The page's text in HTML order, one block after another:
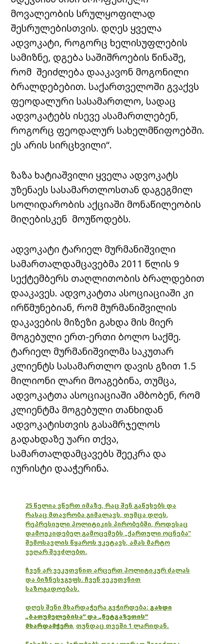
მოვალეობის სრულყოფილად
შესრულებისთვის. დღეს ყველა
ადვოკატი, როგორც ხელისუფლების
სამიზნე, დგება საშიშროების წინაშე,
რომ შეიძლება დააკავონ მოგონილი
ბრალდებებით. საქართველოში გვაქვს
ფეოდალური სასამართლო, სადაც
ადვოკატებს ისევე ასამართლებენ,
როგორც ფეოდალურ სახელმწიფოებში.
ეს არის სირცხვილი“.
ზაზა ხატიაშვილი ყველა ადვოკატს
უზენაეს სასამართლოსთან დაგეგმილ
სოლიდარობის აქციაში მონაწილეობის
მიღებისკენ მოუწოდებს.
ადვოკატი ტარიელ მურმანიშვილი
სამართალდამცავებმა 2011 წლის 9
სექტემბერს თაღლითობის ბრალდებით
დააკავეს. ადვოკატთა ასოციაციაში კი
ირწმუნებიან, რომ მურმანიშვილის
დაკავების მიზეზი გახდა მის მიერ
მოგებული ერთ-ერთი ბოლო საქმე.
ტარიელ მურმანიშვილმა საკუთარ
კლიენტს სასამართლო დავის გზით 1.5
მილიონი ლარი მოაგებინა, თუმცა,
ადვოკატთა ასოციაციაში ამბობენ, რომ
კლიენტმა მოგებული თანხიდან
ადვოკატისთვის გასამრჯელოს
გადახდაზე უარი თქვა,
სამართალდამცავებს შეეკრა და
იურისტი დააჭერინა.
25 წელია ვწერთ იმაზე, რაც შენ გაწუხებს და
რასაც მთავრობა გიმალავს, თუმცა დღეს,
რეპრესიული პოლიტიკის პირობებში, როდესაც
დამოუკიდებელ გამოცემებს „ქართული ოცნება“
შემოსავლის წყაროს უკეტავს, ამას მარტო
ვეღარ შევძლებთ.
ჩვენ არ ვეკუთვნით არცერთ პოლიტიკურ ძალას
და ბიზნესჯგუფს. ჩვენ ვეკუთვნით
საზოგადოებას.
დღეს შენი მხარდაჭერა გვჭირდება: გახდი
„ბათუმელებისა“ და „ნეტგაზეთის“
მხარდამჭერი, თუნდაც თვეში 1 ლარიდან.